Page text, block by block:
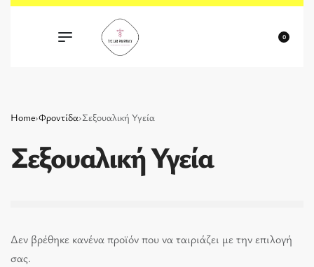
0
Home›Φροντίδα›Σεξουαλική Υγεία
Σεξουαλική Υγεία
Δεν βρέθηκε κανένα προϊόν που να ταιριάζει με την επιλογή
σας.